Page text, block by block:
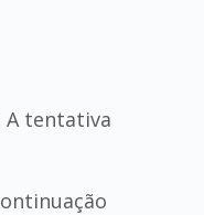
A tentativa